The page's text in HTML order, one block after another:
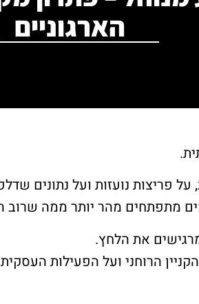
הארגוניים
פריצות נועזות ועל נתונים
מתפתחים מהר יותר ממה שרוב
את הלחץ.
הרוחני ועל הפעילות